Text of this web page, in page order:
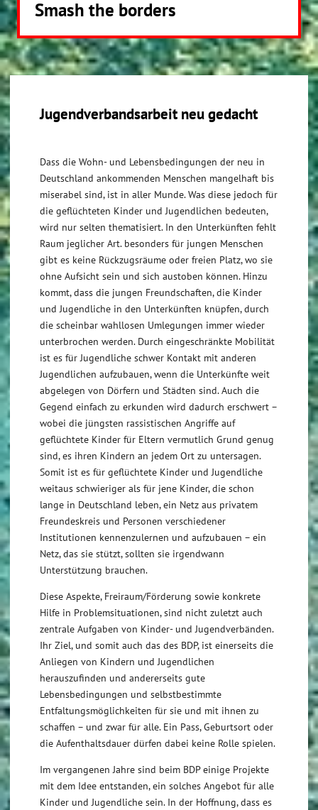
Smash the borders
Jugendverbandsarbeit neu gedacht
Dass die Wohn- und Lebensbedingungen der neu in
Deutschland ankommenden Menschen mangelhaft bis
miserabel sind, ist in aller Munde. Was diese jedoch für
die geflüchteten Kinder und Jugendlichen bedeuten,
wird nur selten thematisiert. In den Unterkünften fehlt
Raum jeglicher Art. besonders für jungen Menschen
gibt es keine Rückzugsräume oder freien Platz, wo sie
ohne Aufsicht sein und sich austoben können. Hinzu
kommt, dass die jungen Freundschaften, die Kinder
und Jugendliche in den Unterkünften knüpfen, durch
die scheinbar wahllosen Umlegungen immer wieder
unterbrochen werden. Durch eingeschränkte Mobilität
ist es für Jugendliche schwer Kontakt mit anderen
Jugendlichen aufzubauen, wenn die Unterkünfte weit
abgelegen von Dörfern und Städten sind. Auch die
Gegend einfach zu erkunden wird dadurch erschwert –
wobei die jüngsten rassistischen Angriffe auf
geflüchtete Kinder für Eltern vermutlich Grund genug
sind, es ihren Kindern an jedem Ort zu untersagen.
Somit ist es für geflüchtete Kinder und Jugendliche
weitaus schwieriger als für jene Kinder, die schon
lange in Deutschland leben, ein Netz aus privatem
Freundeskreis und Personen verschiedener
Institutionen kennenzulernen und aufzubauen – ein
Netz, das sie stützt, sollten sie irgendwann
Unterstützung brauchen.
Diese Aspekte, Freiraum/Förderung sowie konkrete
Hilfe in Problemsituationen, sind nicht zuletzt auch
zentrale Aufgaben von Kinder- und Jugendverbänden.
Ihr Ziel, und somit auch das des BDP, ist einerseits die
Anliegen von Kindern und Jugendlichen
herauszufinden und andererseits gute
Lebensbedingungen und selbstbestimmte
Entfaltungsmöglichkeiten für sie und mit ihnen zu
schaffen – und zwar für alle. Ein Pass, Geburtsort oder
die Aufenthaltsdauer dürfen dabei keine Rolle spielen.
Im vergangenen Jahre sind beim BDP einige Projekte
mit dem Idee entstanden, ein solches Angebot für alle
Kinder und Jugendliche sein. In der Hoffnung, dass es